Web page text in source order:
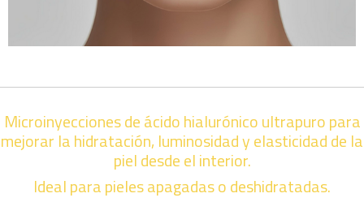
Microinyecciones de ácido hialurónico ultrapuro para
mejorar la hidratación, luminosidad y elasticidad de la
piel desde el interior.
Ideal para pieles apagadas o deshidratadas.